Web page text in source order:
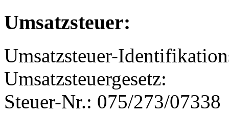
Umsatzsteuer:
Umsatzsteuer-
Umsatzsteuergesetz:
Steuer-Nr.: 075/273/07338